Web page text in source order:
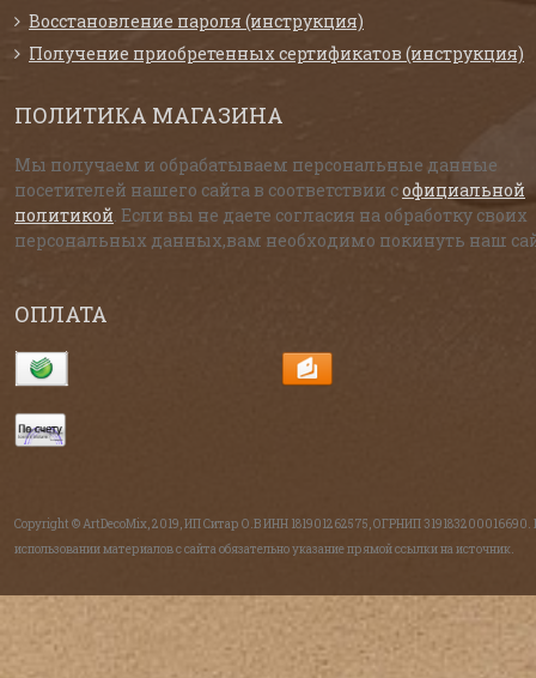
Восстановление пароля (инструкция)
Получение приобретенных сертификатов (инструкция)
ПОЛИТИКА МАГАЗИНА
Мы получаем и обрабатываем персональные данные
посетителей нашего сайта в соответствии софициальной
политикой . Если вы не даете согласия на обработку своих
персональных данных,вам необходимо покинуть наш
ОПЛАТА
Copyright © ArtDecoMix, 2019, ИП Ситар О.В ИНН 181901262575, ОГРНИП 319183200016690.
использовании материалов с сайта обязательно указание прямой ссылки на источник.